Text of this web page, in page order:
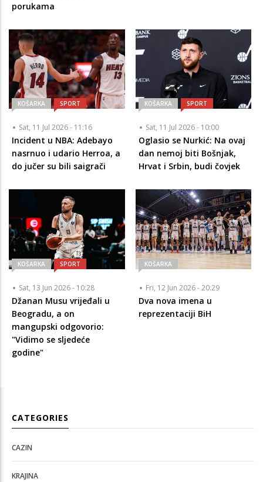
porukama
KOŠARKA SPORT
Sat, 11 Jul 2026 - 11:16
Incident u NBA: Adebayo
nasrnuo i udario Herroa, a
do jučer su bili saigrači
KOŠARKA SPORT
Sat, 11 Jul 2026 - 10:00
Oglasio se Nurkić: Na ovaj
dan nemoj biti Bošnjak,
Hrvat i Srbin, budi čovjek
KOŠARKA SPORT
Sat, 13 Jun 2026 - 10:28
Džanan Musu vrijeđali u
Beogradu, a on
mangupski odgovorio:
"Vidimo se sljedeće
godine"
KOŠARKA
Fri, 12 Jun 2026 - 20:29
Dva nova imena u
reprezentaciji BiH
CATEGORIES
CAZIN
KRAJINA